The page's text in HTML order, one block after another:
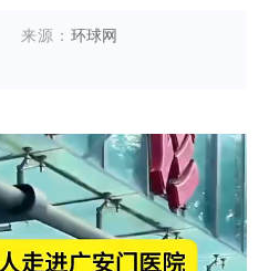
来源： 环球网